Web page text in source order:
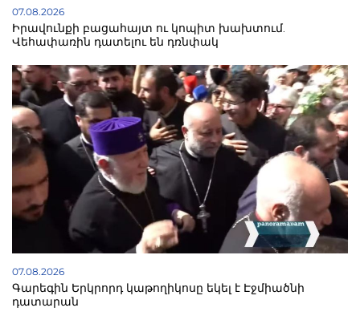
07.08.2026
Իրավունքի բացահայտ ու կոպիտ խախտում.
Վեհափառին դատելու են դռնփակ
07.08.2026
Գարեգին Երկրորդ կաթողիկոսը եկել է Էջմիածնի
դատարան